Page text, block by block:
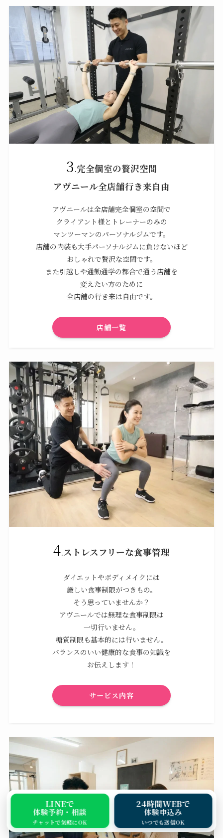
3.完全個室の贅沢空間
アヴニール全店舗行き来自由
アヴニールは全店舗完全個室の空間で
クライアント様とトレーナーのみの
マンツーマンのパーソナルジムです。
店舗の内装も大手パーソナルジムに負けないほど
おしゃれで贅沢な空間です。
また引越しや通勤通学の都合で通う店舗を
変えたい方のために
全店舗の行き来は自由です。
店舗一覧
4.ストレスフリーな食事管理
ダイエットやボディメイクには
厳しい食事制限がつきもの。
そう思っていませんか？
アヴニールでは無理な食事制限は
一切行いません。
糖質制限も基本的には行いません。
バランスのいい健康的な食事の知識を
お伝えします！
サービス内容
LINEで
体験予約・相談
チャットで気軽にOK
24時間WEBで
体験申込み
いつでも送信OK